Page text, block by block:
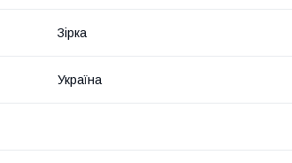
Зірка
Україна